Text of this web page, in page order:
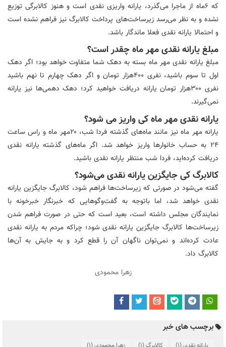
که ۶ماه از ماجرا می‌گذرد، یارانه واریزی نقدی است و هنوز کالابرگی توزیع
نشده و به نظر می‌رسد زیرساخت‌های پرداخت کالابرگ نیز فراهم نشده است
و احتمالا یارانه نقدی فعلا ماندگار باشد.
مبلغ یارانه نقدی مهر ماه چقدر است؟
مبلغ یارانه نقدی مهر ماه بسته به دهک شما متفاوت خواهد بود؛ اگر دهک
اول تا سوم باشید، نفری ۴۰۰هزار تومان و اگر دهک چهارم تا نهم باشید
نفری ۳۰۰هزار تومان یارانه دریافت خواهید کرد؛ دهک دهمی‌ها نیز یارانه
نمی‌گیرند.
یارانه نقدی مهر ماه کی واریز می شود؟
یارانه مهر ماه نیز مانند ماه‌های گذشته فردا شب، ۲۰مهر ماه و راس ساعت
۲۴ به حساب خانوارها واریز خواهد شد. اگر ماه‌های گذشته یارانه نقدی
دریافت کرده‌اید، فردا شب منتظر یارانه نقدی باشید.
کالابرگ کی جایگزین یارانه نقدی می‌شود؟
گفته می‌شود در صورتی که زیرساخت‌ها فراهم شود، کالابرگ جایگزین یارانه
نقدی خواهد شد، اما باتوجه به گفت‌وگوهایی که خبرنگار خبرخونه با
نمایندگان مجلس داشته است، بعید است که حتی در صورت فراهم شدن
زیرساخت‌ها کالابرگ جایگزین یارانه نقدی شود؛ چراکه مردم به یارانه نقدی
عادت کرده‌اند و نمی‌توان ناگهان آن را قطع کرد و به جایش به آن‌ها
کالابرگ داد.
زهرا محمودی
برچسب های خبر